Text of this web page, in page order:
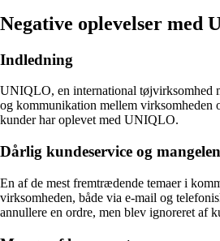
Negative oplevelser med
Indledning
UNIQLO, en international tøjvirksomhed
og kommunikation mellem virksomheden
kunder har oplevet med UNIQLO.
Dårlig kundeservice og
En af de mest fremtrædende temaer i
virksomheden, både via e-mail og
annullere en ordre, men blev ignoreret af